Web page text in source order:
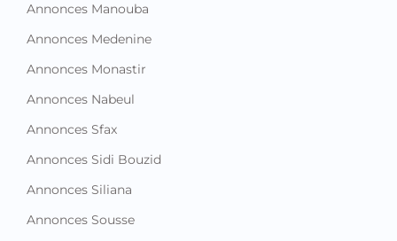
Annonces Manouba
Annonces Medenine
Annonces Monastir
Annonces Nabeul
Annonces Sfax
Annonces Sidi Bouzid
Annonces Siliana
Annonces Sousse